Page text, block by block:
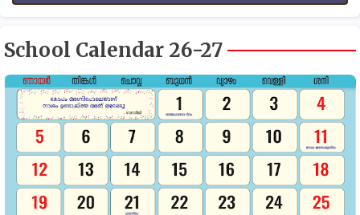
School Calendar 26-27